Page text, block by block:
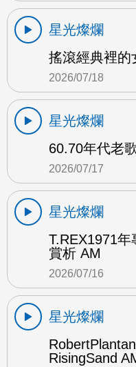
星光燦爛
搖滾經典裡的
2026/07/18
星光燦爛
60.70年代老
2026/07/17
星光燦爛
T.REX1971
賞析 AM
2026/07/16
星光燦爛
RisingSand